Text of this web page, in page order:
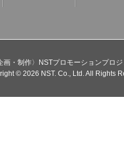
画・制作〉NSTプロモーションプロジ
© 2026 NST. Co., Ltd. All Rights